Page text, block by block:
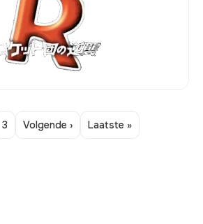
3 Volgende › Laatste »